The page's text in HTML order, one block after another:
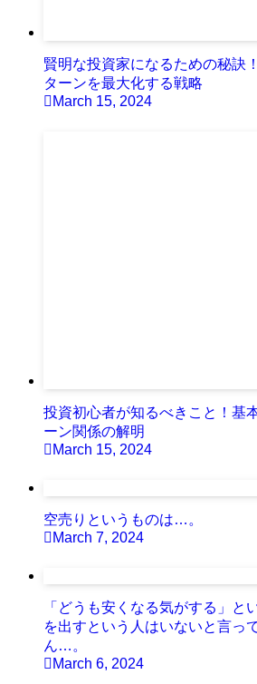
賢明な投資家になるための秘訣
ターンを最大化する戦略
March 15, 2024
投資初心者が知るべきこと！基
ーン関係の解明
March 15, 2024
空売りというものは…。
March 7, 2024
「どうも安くなる気がする」と
を出すという人はいないと言っ
ん…。
March 6, 2024